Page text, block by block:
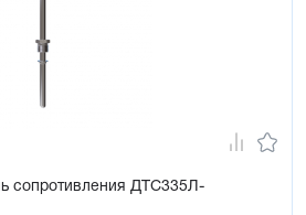
сопротивления ДТС335Л-